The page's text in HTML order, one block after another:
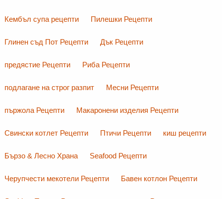
Кембъл супа рецепти Пилешки Рецепти
Глинен съд Пот Рецепти Дък Рецепти
предястие Рецепти Риба Рецепти
подлагане на строг разпит Месни Рецепти
пържола Рецепти Макаронени изделия Рецепти
Свински котлет Рецепти Птичи Рецепти киш рецепти
Бързо & Лесно Храна Seafood Рецепти
Черупчести мекотели Рецепти Бавен котлон Рецепти